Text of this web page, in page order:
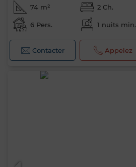
74 m² 2 Ch.
6 Pers. 1 nuits min.
Contacter Appelez